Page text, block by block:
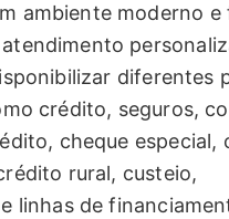
ambiente moderno e
diferentes
crédito, seguros,
cheque especial,
rural, custeio,
linhas de